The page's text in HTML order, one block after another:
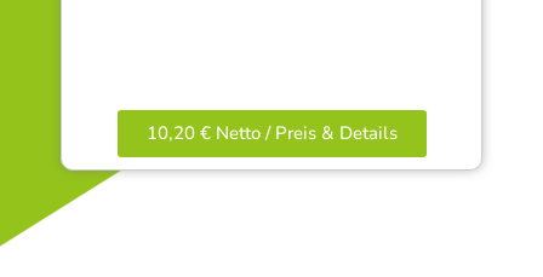
10,20 € Netto / Preis & Details